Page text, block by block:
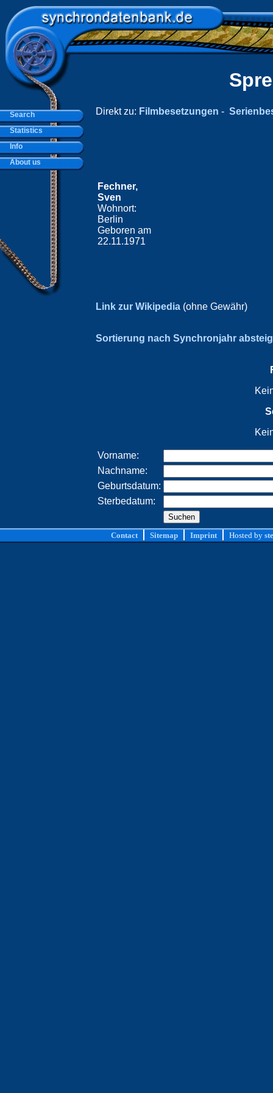
Direkt zu: Filmbesetzungen -
Fechner,
Sven
Wohnort:
Berlin
Geboren am
22.11.1971
Link zur Wikipedia (ohne Gewähr)
Sortierung nach Synchronjahr
Vorname:
Nachname:
Geburtsdatum:
Sterbedatum:
Contact Sitemap Imprint Hosted by
Search
Statistics
Info
About us